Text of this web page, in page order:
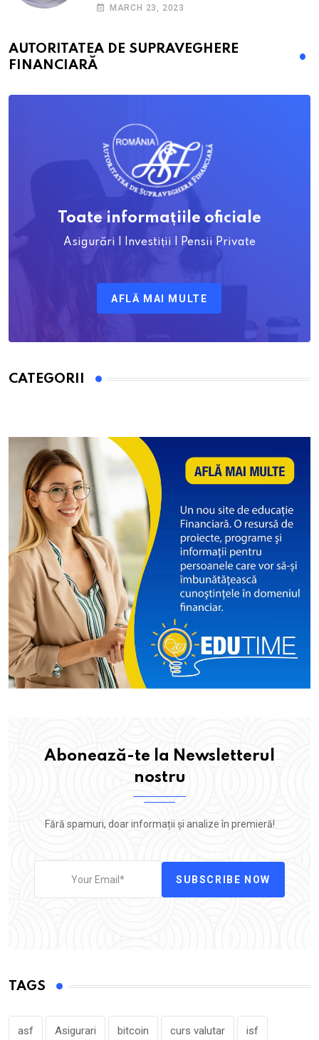
RCA? Toți pașii și toate termenele
MARCH 23, 2023
AUTORITATEA DE SUPRAVEGHERE
FINANCIARĂ
Toate informațiile oficiale
Asigurări | Investiții | Pensii Private
AFLĂ MAI MULTE
CATEGORII
Abonează-te la Newsletterul
nostru
Fără spamuri, doar informații și analize în premieră!
SUBSCRIBE NOW
TAGS
asf Asigurari bitcoin curs valutar isf